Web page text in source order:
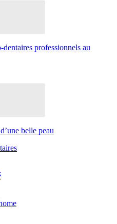
professionnels au
belle peau